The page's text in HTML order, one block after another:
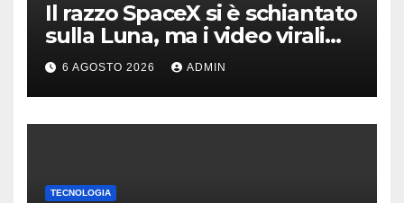
Il razzo SpaceX si è schiantato
sulla Luna, ma i video virali
erano quasi tutti falsi
6 AGOSTO 2026 ADMIN
TECNOLOGIA